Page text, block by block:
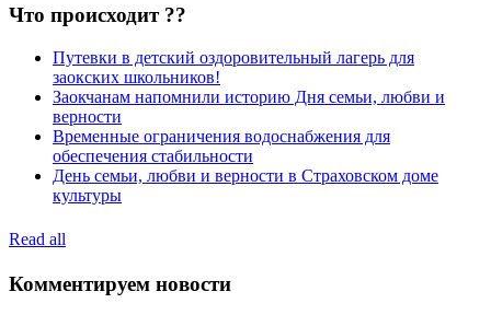
Что происходит ??
Путевки в детский оздоровительный лагерь для
заокских школьников!
Заокчанам напомнили историю Дня семьи, любви и
верности
Временные ограничения водоснабжения для
обеспечения стабильности
День семьи, любви и верности в Страховском доме
культуры
Read all
Комментируем новости